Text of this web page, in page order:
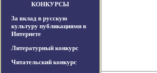
КОНКУРСЫ
За вклад в русскую
культуру публикациями в
Интернете
Литературный конкурс
Читательский конкурс